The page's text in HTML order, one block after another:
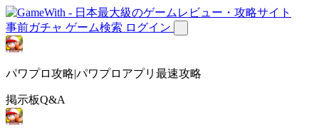
事前ガチャ ゲーム検索 ログイン
パワプロ攻略|パワプロアプリ最速攻略
掲示板Q&A